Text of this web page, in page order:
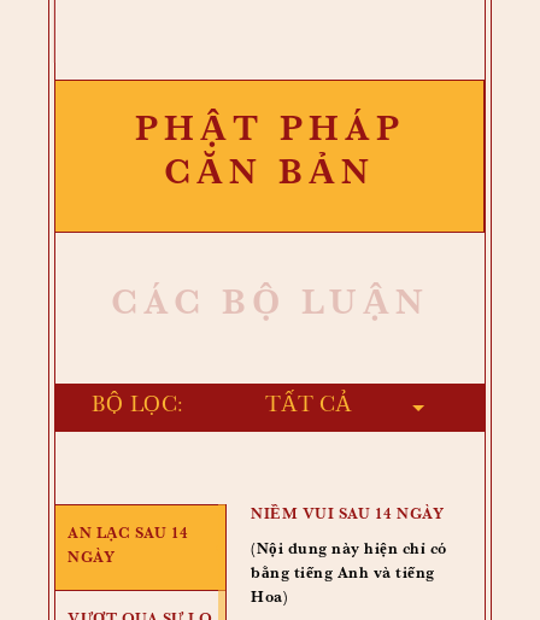
PHẬT PHÁP
CĂN BẢN
CÁC BỘ LUẬN
BỘ LỌC:
AN LẠC SAU 14
NGÀY
NIỀM VUI SAU 14 NGÀY
(Nội dung này hiện chỉ có
bằng tiếng Anh và tiếng
Hoa)